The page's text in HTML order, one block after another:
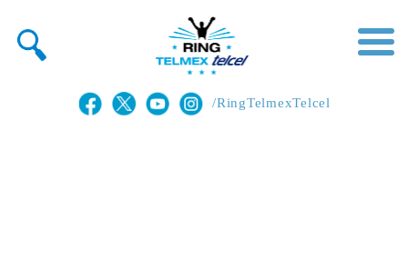
/RingTelmexTelcel